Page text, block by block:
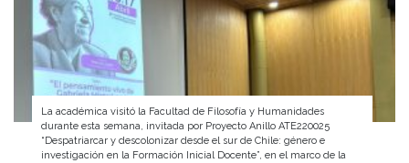
La académica visitó la Facultad de Filosofía y Humanidades
durante esta semana, invitada por Proyecto Anillo ATE220025
“Despatriarcar y descolonizar desde el sur de Chile: género e
investigación en la Formación Inicial Docente”, en el marco de la